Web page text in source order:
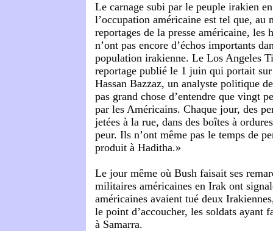
Le carnage subi par le peuple irakien
l’occupation américaine est tel que, au
reportages de la presse américaine, les
n’ont pas encore d’échos importants
population irakienne. Le Los Angeles
reportage publié le 1 juin qui portait
Hassan Bazzaz, un analyste politique
pas grand chose d’entendre que vingt
par les Américains. Chaque jour, des
jetées à la rue, dans des boîtes à
peur. Ils n’ont même pas le temps de
produit à Haditha.»
Le jour même où Bush faisait ses
militaires américaines en Irak ont
américaines avaient tué deux
le point d’accoucher, les soldats ayant
à Samarra.